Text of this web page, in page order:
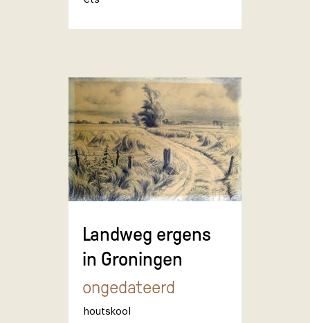
Landweg ergens
in Groningen
ongedateerd
houtskool